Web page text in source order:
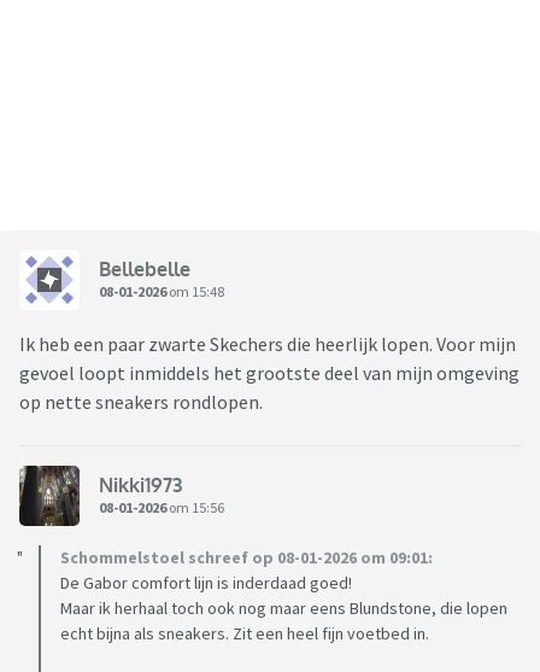
Bellebelle
08-01-2026om 15:48
Ik heb een paar zwarte Skechers die heerlijk lopen. Voor mijn
gevoel loopt inmiddels het grootste deel van mijn omgeving
op nette sneakers rondlopen.
Nikki1973
08-01-2026om 15:56
Schommelstoel schreef op 08-01-2026 om 09:01:
De Gabor comfort lijn is inderdaad goed!
Maar ik herhaal toch ook nog maar eens Blundstone, die lopen
echt bijna als sneakers. Zit een heel fijn voetbed in.